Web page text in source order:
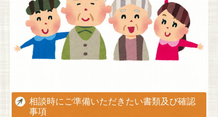
相談時にご準備いただきたい書類及び確認
事項